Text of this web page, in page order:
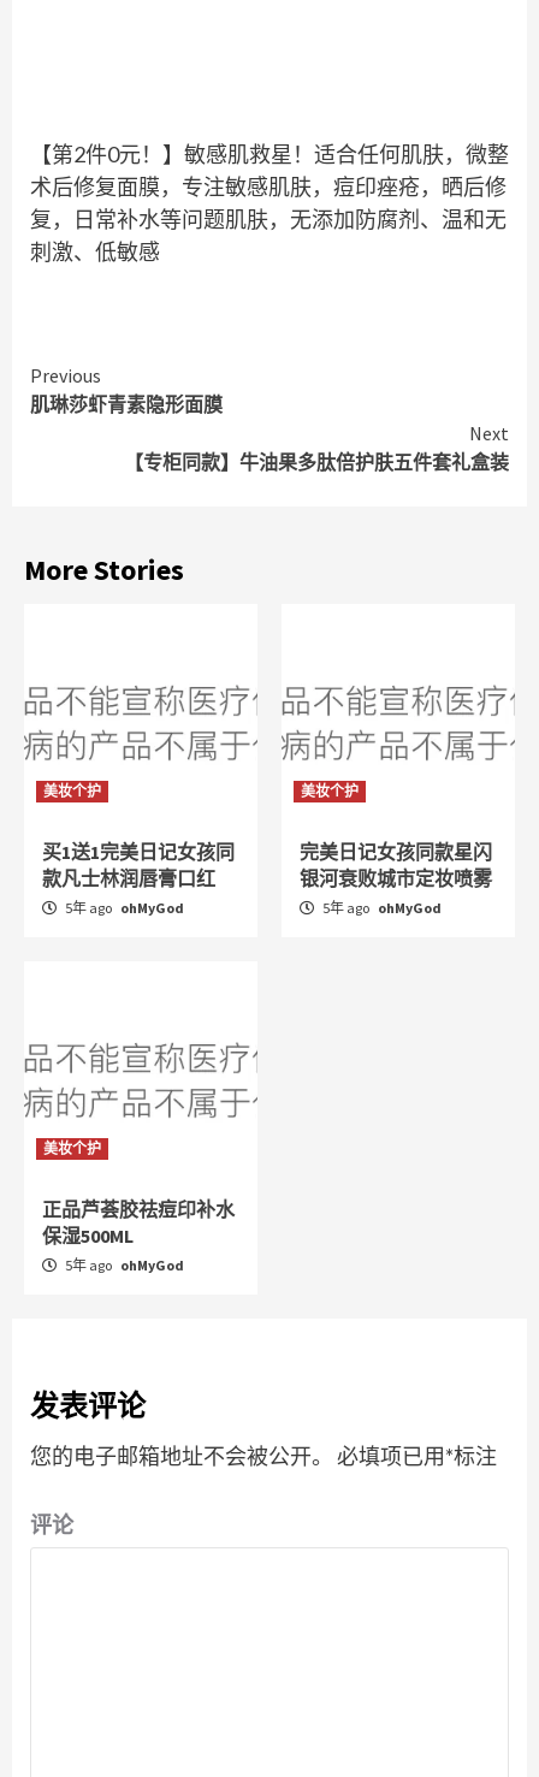
【第2件0元！】敏感肌救星！适合任何肌肤，微整
术后修复面膜，专注敏感肌肤，痘印痤疮，晒后修
复，日常补水等问题肌肤，无添加防腐剂、温和无
刺激、低敏感
Continue
Reading
Previous
肌琳莎虾青素隐形面膜
Next
【专柜同款】牛油果多肽倍护肤五件套礼盒装
More Stories
美妆个护
买1送1完美日记女孩同
款凡士林润唇膏口红
5年 ago ohMyGod
美妆个护
完美日记女孩同款星闪
银河衰败城市定妆喷雾
5年 ago ohMyGod
美妆个护
正品芦荟胶祛痘印补水
保湿500ML
5年 ago ohMyGod
发表评论
您的电子邮箱地址不会被公开。 必填项已用*标注
评论